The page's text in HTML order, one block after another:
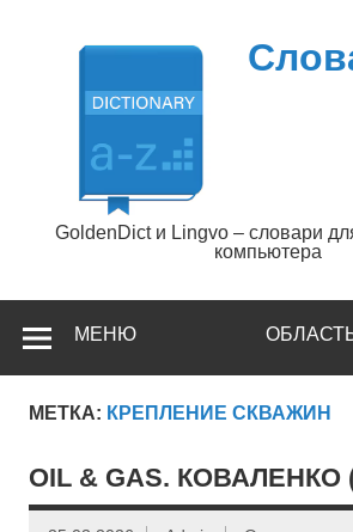
содержимому
GoldenDict и Lingvo – словари
компьютера
МЕНЮ
МЕТКА: КРЕПЛЕНИЕ СКВАЖИН
OIL & GAS. КОВАЛЕНКО